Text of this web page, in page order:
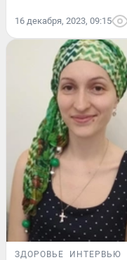
16 декабря, 2023, 09:15
ЗДОРОВЬЕ ИНТЕРВЬЮ